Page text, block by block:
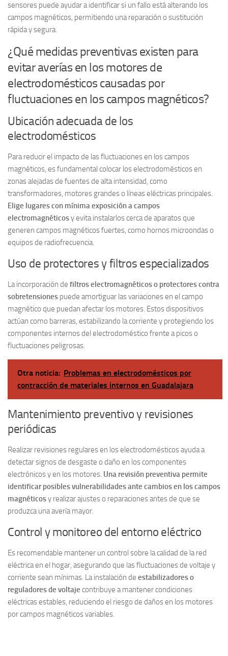
sensores puede ayudar a identificar si un fallo está alterando los
campos magnéticos, permitiendo una reparación o sustitución
rápida y segura.
¿Qué medidas preventivas existen para
evitar averías en los motores de
electrodomésticos causadas por
fluctuaciones en los campos magnéticos?
Ubicación adecuada de los
electrodomésticos
Para reducir el impacto de las fluctuaciones en los campos
magnéticos, es fundamental colocar los electrodomésticos en
zonas alejadas de fuentes de alta intensidad, como
transformadores, motores grandes o líneas eléctricas principales.
Elige lugares con mínima exposición a campos
electromagnéticosy evita instalarlos cerca de aparatos que
generen campos magnéticos fuertes, como hornos microondas o
equipos de radiofrecuencia.
Uso de protectores y filtros especializados
La incorporación de filtros electromagnéticos o protectores contra
sobretensiones puede amortiguar las variaciones en el campo
magnético que puedan afectar los motores. Estos dispositivos
actúan como barreras, estabilizando la corriente y protegiendo los
componentes internos del electrodoméstico frente a picos o
fluctuaciones peligrosas.
Otra noticia: Problemas en electrodomésticos por
contracción de materiales internos en Guadalajara
Mantenimiento preventivo y revisiones
periódicas
Realizar revisiones regulares en los electrodomésticos ayuda a
detectar signos de desgaste o daño en los componentes
electrónicos y en los motores. Una revisión preventiva permite
identificar posibles vulnerabilidades ante cambios en los campos
magnéticosy realizar ajustes o reparaciones antes de que se
produzca una avería mayor.
Control y monitoreo del entorno eléctrico
Es recomendable mantener un control sobre la calidad de la red
eléctrica en el hogar, asegurando que las fluctuaciones de voltaje y
corriente sean mínimas. La instalación de estabilizadores o
reguladores de voltaje contribuye a mantener condiciones
eléctricas estables, reduciendo el riesgo de daños en los motores
por campos magnéticos variables.